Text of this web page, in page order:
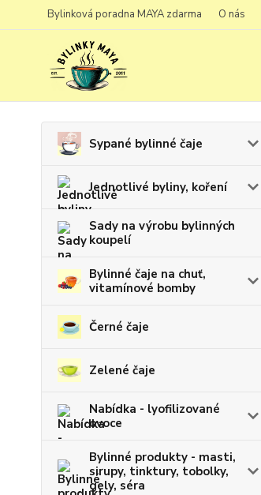
Bylinková poradna MAYA zdarma O nás
Sypané bylinné čaje
Jednotlivé byliny, koření
Sady na výrobu bylinných
koupelí
Bylinné čaje na chuť,
vitamínové bomby
Černé čaje
Zelené čaje
Nabídka - lyofilizované
ovoce
Bylinné produkty - masti,
sirupy, tinktury, tobolky,
gely, séra